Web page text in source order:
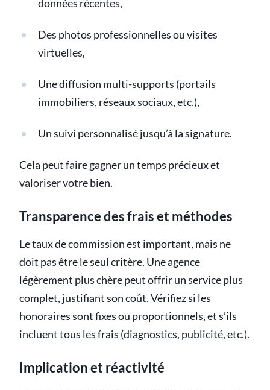
données récentes,
Des photos professionnelles ou visites
virtuelles,
Une diffusion multi-supports (portails
immobiliers, réseaux sociaux, etc.),
Un suivi personnalisé jusqu’à la signature.
Cela peut faire gagner un temps précieux et
valoriser votre bien.
Transparence des frais et méthodes
Le taux de commission est important, mais ne
doit pas être le seul critère. Une agence
légèrement plus chère peut offrir un service plus
complet, justifiant son coût. Vérifiez si les
honoraires sont fixes ou proportionnels, et s’ils
incluent tous les frais (diagnostics, publicité, etc.).
Implication et réactivité